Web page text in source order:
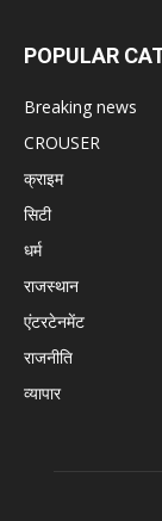
POPULAR
Breaking news
CROUSER
क्राइम
सिटी
धर्म
राजस्थान
एंटरटेनमेंट
राजनीति
व्यापार